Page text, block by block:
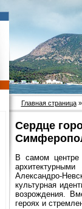
Главная страница»
Сердце
В самом
Александро-
культурная
возрождения.
героях и